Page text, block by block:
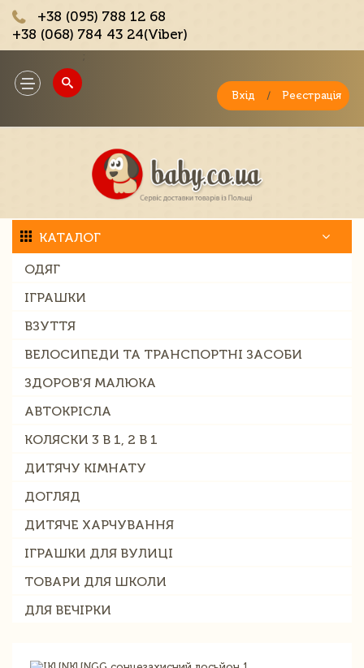
+38 (095) 788 12 68
+38 (068) 784 43 24(Viber)
Toggle
navigation
Вхід / Реєстрація
КАТАЛОГ
ОДЯГ
ІГРАШКИ
ВЗУТТЯ
ВЕЛОСИПЕДИ ТА ТРАНСПОРТНІ ЗАСОБИ
ЗДОРОВ'Я МАЛЮКА
АВТОКРІСЛА
КОЛЯСКИ 3 В 1, 2 В 1
ДИТЯЧУ КІМНАТУ
ДОГЛЯД
ДИТЯЧЕ ХАРЧУВАННЯ
ІГРАШКИ ДЛЯ ВУЛИЦІ
ТОВАРИ ДЛЯ ШКОЛИ
ДЛЯ ВЕЧІРКИ